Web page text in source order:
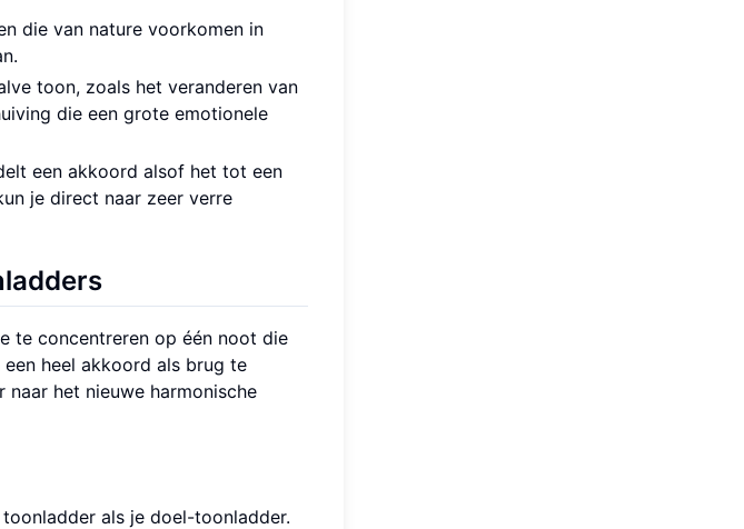
die van nature voorkomen in
toon, zoals het veranderen van
die een grote emotionele
een akkoord alsof het tot een
je direct naar zeer verre
te concentreren op één noot die
een heel akkoord als brug te
het nieuwe harmonische
als je doel-toonladder.